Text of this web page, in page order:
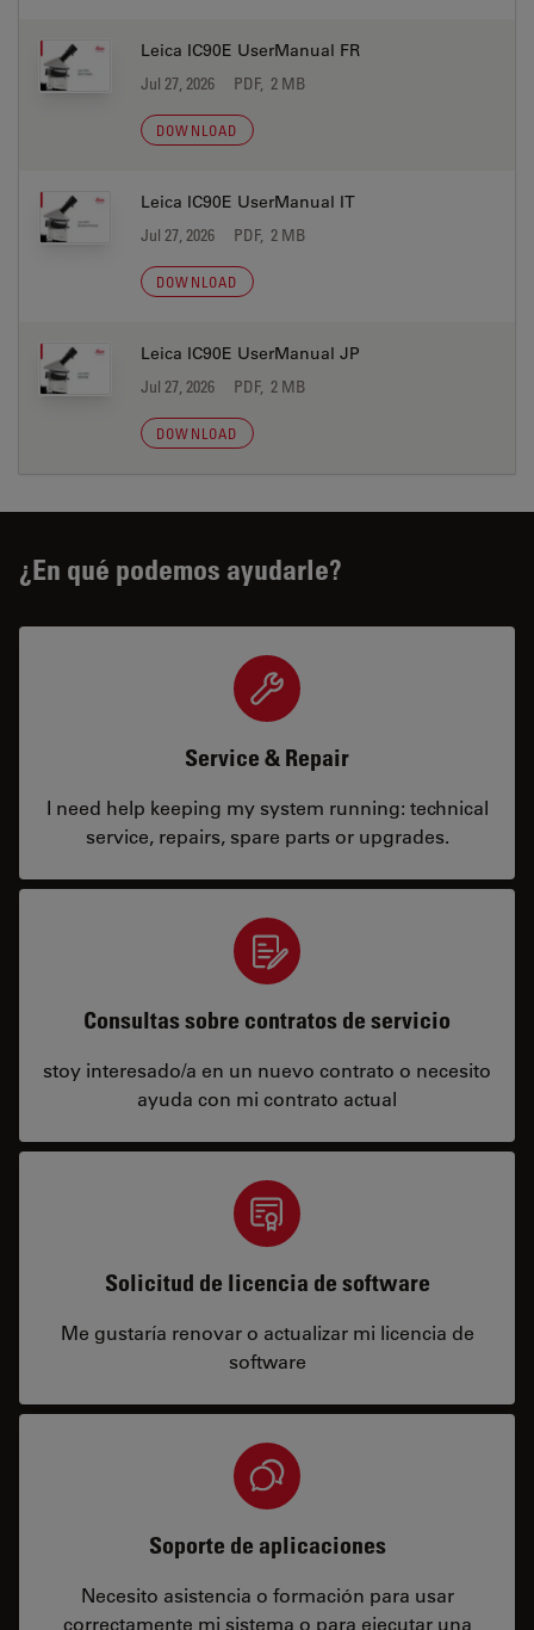
Leica IC90E UserManual FR
Jul 27, 2026 PDF, 2 MB
DOWNLOAD
Leica IC90E UserManual IT
Jul 27, 2026 PDF, 2 MB
DOWNLOAD
Leica IC90E UserManual JP
Jul 27, 2026 PDF, 2 MB
DOWNLOAD
¿En qué podemos ayudarle?
Service & Repair
I need help keeping my system running: technical
service, repairs, spare parts or upgrades.
Consultas sobre contratos de servicio
stoy interesado/a en un nuevo contrato o necesito
ayuda con mi contrato actual
Solicitud de licencia de software
Me gustaría renovar o actualizar mi licencia de
software
Soporte de aplicaciones
Necesito asistencia o formación para usar
correctamente mi sistema o para ejecutar una